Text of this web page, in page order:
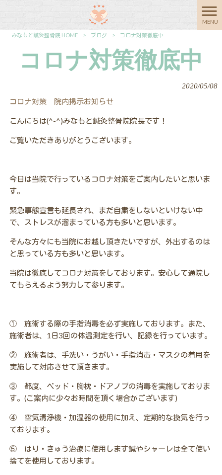
MENU
みなもと鍼灸整骨院 HOME > ブログ > コロナ対策徹底中
コロナ対策徹底中
2020/05/08
コロナ対策 院内掲示お知らせ
こんにちは(^-^)みなもと鍼灸整骨院院長です！
ご覧いただきありがとうございます。
今日は当院で行っているコロナ対策をご案内したいと思いま
す。
緊急事態宣言も延長され、まだ自粛をしないといけない中
で、ストレスが溜まっている方も多いと思います。
そんな方々にも当院にお越し頂きたいですが、外出するのは
と思っている方も多いと思います。
当院は徹底してコロナ対策をしております。 安心して通院し
てもらえるよう努力して参ります。
① 施術する際の手指消毒を必ず実施しております。また、
施術者は、 1日3回の体温測定を行い、記録を行っています。
② 施術者は、手洗い・うがい・手指消毒・マスクの着用を
実施して対応させて頂きます。
③ 都度、ベッド・胸枕・ドアノブの消毒を実施しておりま
す。 (ご案内に少々お時間を頂く場合がございます)
④ 空気清浄機・加湿器の使用に加え、定期的な換気を行っ
ております。
⑤ はり・きゅう治療に使用します鍼やシャーレは全て使い
捨てを使用しております。